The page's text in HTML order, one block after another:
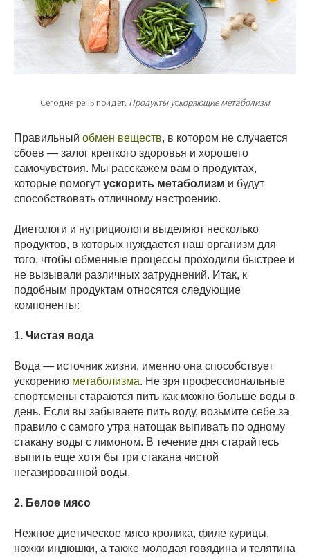
Сегодня речь пойдет: Продукты ускоряющие метаболизм
Правильный обмен веществ, в котором не случается
сбоев — залог крепкого здоровья и хорошего
самочувствия. Мы расскажем вам о продуктах,
которые помогут ускорить метаболизм и будут
способствовать отличному настроению.
Диетологи и нутрициологи выделяют несколько
продуктов, в которых нуждается наш организм для
того, чтобы обменные процессы проходили быстрее и
не вызывали различных затруднений. Итак, к
подобным продуктам относятся следующие
компоненты:
1. Чистая вода
Вода — источник жизни, именно она способствует
ускорению метаболизма. Не зря профессиональные
спортсмены стараются пить как можно больше воды в
день. Если вы забываете пить воду, возьмите себе за
правило с самого утра натощак выпивать по одному
стакану воды с лимоном. В течение дня старайтесь
выпить еще хотя бы три стакана чистой
негазированной воды.
2. Белое мясо
Нежное диетическое мясо кролика, филе курицы,
ножки индюшки, а также молодая говядина и телятина